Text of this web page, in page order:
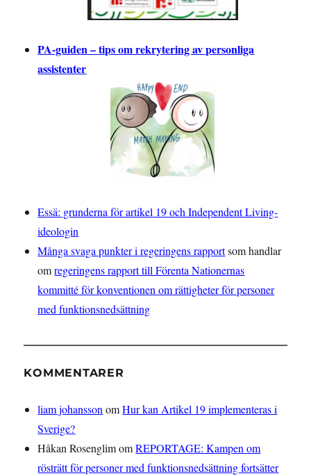
PA-guiden – tips om rekrytering av personliga
assistenter
Essä: grunderna för artikel 19 och Independent Living-
ideologin
Många svaga punkter i regeringens rapportsom handlar
omregeringens rapport till Förenta Nationernas
kommitté för konventionen om rättigheter för personer
med funktionsnedsättning
KOMMENTARER
liam johansson omHur kan Artikel 19 implementeras i
Sverige?
Håkan RosenglimomREPORTAGE: Kampen om
rösträtt för personer med funktionsnedsättning fortsätter